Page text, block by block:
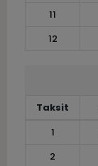
11
12
Taksit
1
2